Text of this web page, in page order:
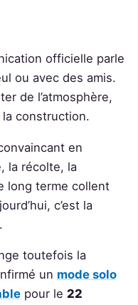
officielle parle
ou avec des amis.
de l’atmosphère,
construction.
en
la récolte, la
long terme collent
c’est la
toutefois la
un mode solo
pour le 22